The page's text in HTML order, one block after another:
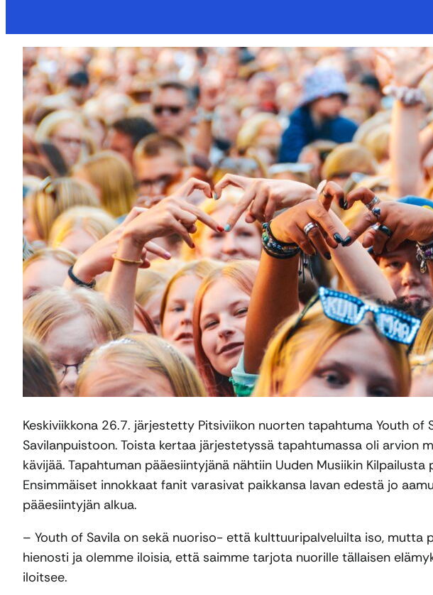
Keskiviikkona 26.7. järjestetty Pitsiviikon nuorten tapahtuma Youth of
Savilanpuistoon. Toista kertaa järjestetyssä tapahtumassa oli arvion
kävijää. Tapahtuman pääesiintyjänä nähtiin Uuden Musiikin Kilpailusta
Ensimmäiset innokkaat fanit varasivat paikkansa lavan edestä jo
pääesiintyjän alkua.
– Youth of Savila on sekä nuoriso- että kulttuuripalveluilta iso, mutta
hienosti ja olemme iloisia, että saimme tarjota nuorille tällaisen
iloitsee.